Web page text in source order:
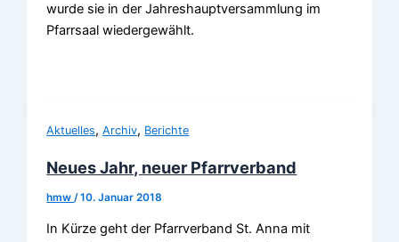
wurde sie in der Jahreshauptversammlung im
Pfarrsaal wiedergewählt.
Aktuelles,Archiv, Berichte
Neues Jahr, neuer Pfarrverband
hmw /10. Januar 2018
In Kürze geht der Pfarrverband St. Anna mit